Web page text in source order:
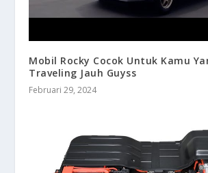
Mobil Rocky Cocok Untuk Kamu
Traveling Jauh Guyss
Februari 29, 2024